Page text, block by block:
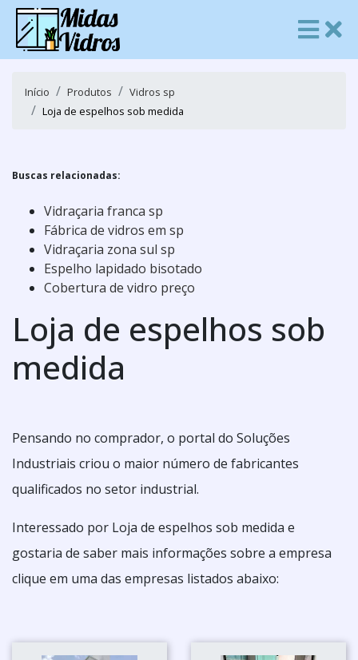
Início Produtos
Vidros sp
Loja de espelhos sob medida
Buscas relacionadas:
Vidraçaria franca sp
Fábrica de vidros em sp
Vidraçaria zona sul sp
Espelho lapidado bisotado
Cobertura de vidro preço
Loja de espelhos sob
medida
Pensando no comprador, o portal do Soluções
Industriais criou o maior número de fabricantes
qualificados no setor industrial.
Interessado por Loja de espelhos sob medida e
gostaria de saber mais informações sobre a empresa
clique em uma das empresas listados abaixo: